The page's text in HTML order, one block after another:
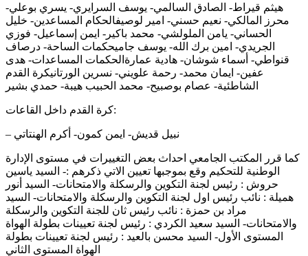
هيثم قيراط- الصادق السالمي- يوسف السرايري- يسري بوعلي-
محرز المالكي- نعيم حسني- امير لوصيفالحكام المساعدين- خليل
الحساني- يامن الملولشي- محمد باكير- ايمن إسماعيل- فوزي
الجريدي- امين برك الله- يوسف جاميحكمات الساحة- درصاف
قنواطي- أسماء شوشان- هادية عمارةالحكمات المساعدات- هدى
عفين- ايمان محمد- رحمة علويني- نسرين الورتانيكرة القدم
الشاطئية- عصام بوصبيح- محمد الحبيب هيبة- حمدي بشير
كرة القدم داخل القاعات:
– نبيل قديش- ايمن كمون- أكرم الهنتاتي
كما قرر المكتب الجامعي احداث بعض التغييرات في مستوى الإدارة
الوطنية للتحكيم وقع بموجبها تعيين الاتي ذكرهم :- السيد ياسين
حروش : رئيس لجنة التكوين والرسكلة والامتحانات- السيد أنور
هميلة : نائب رئيس اول لجنة التكوين والرسكلة والامتحانات- السيد
مراد بن حمزة : نائب رئيس ثان للجنة التكوين والرسكلة
والامتحانات- السيد سعيد الكردي : رئيس لجنة تعيينات بطولة الهواة
المستوى الأول- السيد محسن بالعيد : رئيس لجنة تعيينات بطولة
الهواة المستوى الثاني